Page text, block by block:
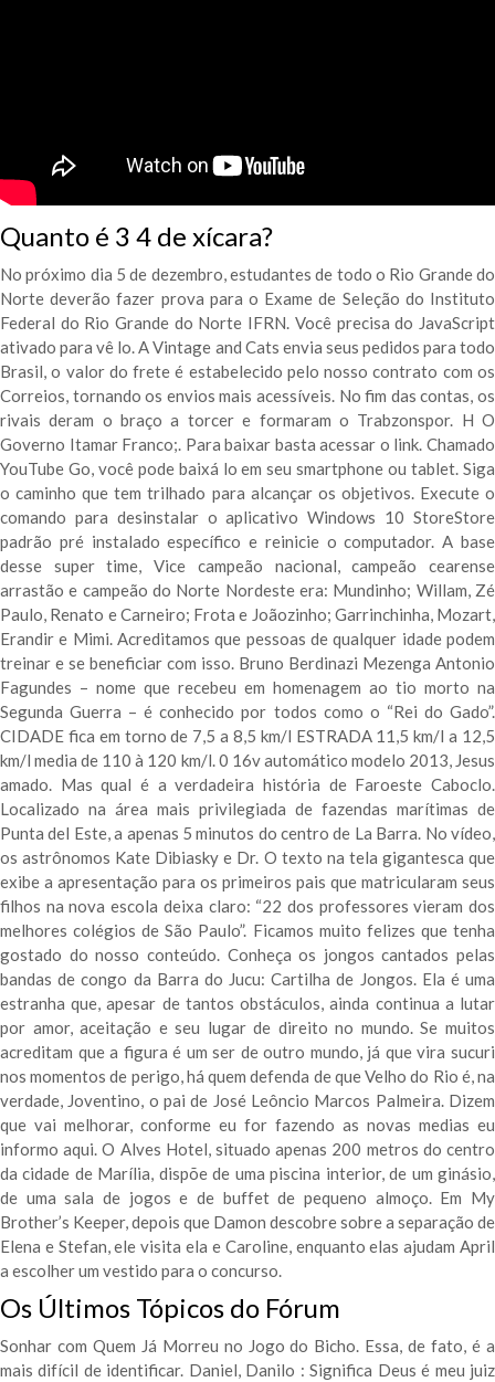
Quanto é 3 4 de xícara?
No próximo dia 5 de dezembro, estudantes de todo o Rio Grande do
Norte deverão fazer prova para o Exame de Seleção do Instituto
Federal do Rio Grande do Norte IFRN. Você precisa do JavaScript
ativado para vê lo. A Vintage and Cats envia seus pedidos para todo
Brasil, o valor do frete é estabelecido pelo nosso contrato com os
Correios, tornando os envios mais acessíveis. No fim das contas, os
rivais deram o braço a torcer e formaram o Trabzonspor. H O
Governo Itamar Franco;. Para baixar basta acessar o link. Chamado
YouTube Go, você pode baixá lo em seu smartphone ou tablet. Siga
o caminho que tem trilhado para alcançar os objetivos. Execute o
comando para desinstalar o aplicativo Windows 10 StoreStore
padrão pré instalado específico e reinicie o computador. A base
desse super time, Vice campeão nacional, campeão cearense
arrastão e campeão do Norte Nordeste era: Mundinho; Willam, Zé
Paulo, Renato e Carneiro; Frota e Joãozinho; Garrinchinha, Mozart,
Erandir e Mimi. Acreditamos que pessoas de qualquer idade podem
treinar e se beneficiar com isso. Bruno Berdinazi Mezenga Antonio
Fagundes – nome que recebeu em homenagem ao tio morto na
Segunda Guerra – é conhecido por todos como o “Rei do Gado”.
CIDADE fica em torno de 7,5 a 8,5 km/l ESTRADA 11,5 km/l a 12,5
km/l media de 110 à 120 km/l. 0 16v automático modelo 2013, Jesus
amado. Mas qual é a verdadeira história de Faroeste Caboclo.
Localizado na área mais privilegiada de fazendas marítimas de
Punta del Este, a apenas 5 minutos do centro de La Barra. No vídeo,
os astrônomos Kate Dibiasky e Dr. O texto na tela gigantesca que
exibe a apresentação para os primeiros pais que matricularam seus
filhos na nova escola deixa claro: “22 dos professores vieram dos
melhores colégios de São Paulo”. Ficamos muito felizes que tenha
gostado do nosso conteúdo. Conheça os jongos cantados pelas
bandas de congo da Barra do Jucu: Cartilha de Jongos. Ela é uma
estranha que, apesar de tantos obstáculos, ainda continua a lutar
por amor, aceitação e seu lugar de direito no mundo. Se muitos
acreditam que a figura é um ser de outro mundo, já que vira sucuri
nos momentos de perigo, há quem defenda de que Velho do Rio é, na
verdade, Joventino, o pai de José Leôncio Marcos Palmeira. Dizem
que vai melhorar, conforme eu for fazendo as novas medias eu
informo aqui. O Alves Hotel, situado apenas 200 metros do centro
da cidade de Marília, dispõe de uma piscina interior, de um ginásio,
de uma sala de jogos e de buffet de pequeno almoço. Em My
Brother’s Keeper, depois que Damon descobre sobre a separação de
Elena e Stefan, ele visita ela e Caroline, enquanto elas ajudam April
a escolher um vestido para o concurso.
Os Últimos Tópicos do Fórum
Sonhar com Quem Já Morreu no Jogo do Bicho. Essa, de fato, é a
mais difícil de identificar. Daniel, Danilo : Significa Deus é meu juiz